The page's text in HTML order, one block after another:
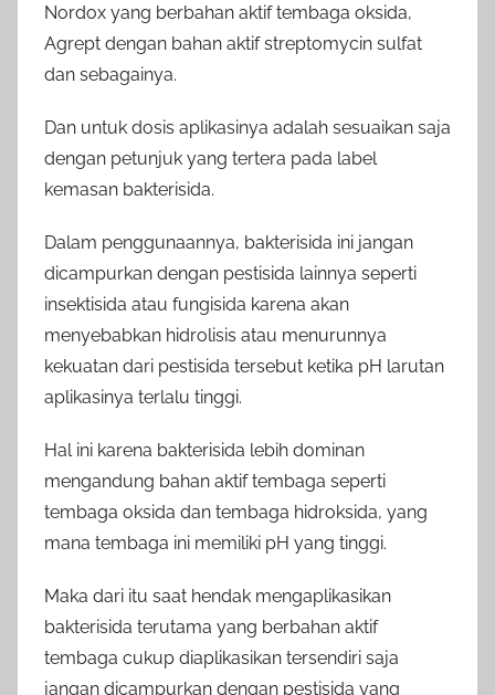
Nordox yang berbahan aktif tembaga oksida,
Agrept dengan bahan aktif streptomycin sulfat
dan sebagainya.
Dan untuk dosis aplikasinya adalah sesuaikan saja
dengan petunjuk yang tertera pada label
kemasan bakterisida.
Dalam penggunaannya, bakterisida ini jangan
dicampurkan dengan pestisida lainnya seperti
insektisida atau fungisida karena akan
menyebabkan hidrolisis atau menurunnya
kekuatan dari pestisida tersebut ketika pH larutan
aplikasinya terlalu tinggi.
Hal ini karena bakterisida lebih dominan
mengandung bahan aktif tembaga seperti
tembaga oksida dan tembaga hidroksida, yang
mana tembaga ini memiliki pH yang tinggi.
Maka dari itu saat hendak mengaplikasikan
bakterisida terutama yang berbahan aktif
tembaga cukup diaplikasikan tersendiri saja
jangan dicampurkan dengan pestisida yang